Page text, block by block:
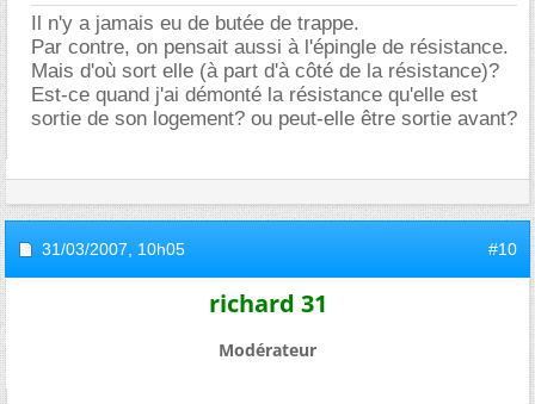
Il n'y a jamais eu de butée de trappe.
Par contre, on pensait aussi à l'épingle de résistance.
Mais d'où sort elle (à part d'à côté de la résistance)?
Est-ce quand j'ai démonté la résistance qu'elle est
sortie de son logement? ou peut-elle être sortie avant?
31/03/2007, 10h05 #10
richard 31
Modérateur